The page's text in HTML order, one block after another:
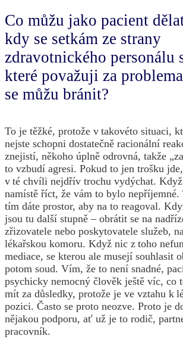
Co můžu jako pacient
kdy se setkám ze strany
zdravotnického personálu
které považuji za
se můžu bránit?
To je těžké, protože v takovéto situaci,
nejste schopni dostatečně racionální
znejistí, někoho úplně odrovná, takže
to vzbudí agresi. Pokud to jen trošku
v té chvíli nejdřív trochu vydýchat.
namístě říct, že vám to bylo nepříjemné.
tím dáte prostor, aby na to reagoval.
jsou tu další stupně – obrátit se na
zřizovatele nebo poskytovatele služeb,
lékařskou komoru. Když nic z toho
mediace, se kterou ale musejí souhlasit
potom soud. Vím, že to není snadné,
psychicky nemocný člověk ještě víc, co
mít za důsledky, protože je ve vztahu k
pozici. Často se proto neozve. Proto je
nějakou podporu, ať už je to rodič,
pracovník.